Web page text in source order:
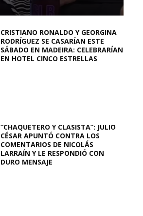
CRISTIANO RONALDO Y GEORGINA
RODRÍGUEZ SE CASARÍAN ESTE
SÁBADO EN MADEIRA: CELEBRARÍAN
EN HOTEL CINCO ESTRELLAS
“CHAQUETERO Y CLASISTA”: JULIO
CÉSAR APUNTÓ CONTRA LOS
COMENTARIOS DE NICOLÁS
LARRAÍN Y LE RESPONDIÓ CON
DURO MENSAJE